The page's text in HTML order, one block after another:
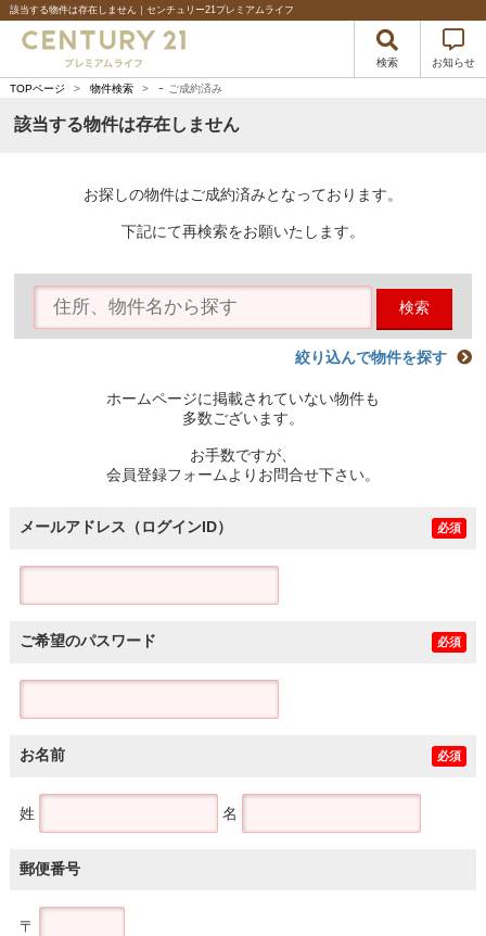
該当する物件は存在しません｜センチュリー21プレミアムライフ
検索 お知らせ
TOPページ > 物件検索 > - ご成約済み
該当する物件は存在しません
お探しの物件はご成約済みとなっております。
下記にて再検索をお願いたします。
検索
絞り込んで物件を探す
ホームページに掲載されていない物件も
多数ございます。
お手数ですが、
会員登録フォームよりお問合せ下さい。
メールアドレス（ログインID） 必須
ご希望のパスワード 必須
お名前 必須
姓 名
郵便番号
〒